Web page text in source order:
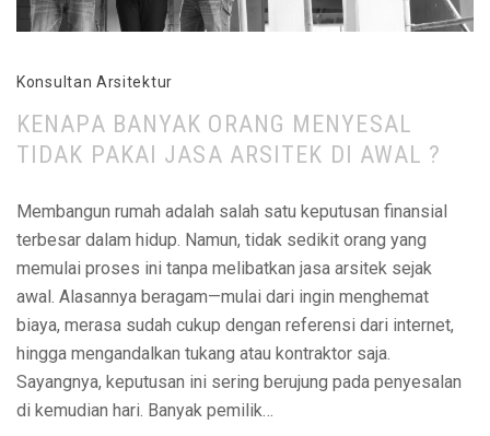
Konsultan Arsitektur
KENAPA BANYAK ORANG MENYESAL
TIDAK PAKAI JASA ARSITEK DI AWAL ?
Membangun rumah adalah salah satu keputusan finansial
terbesar dalam hidup. Namun, tidak sedikit orang yang
memulai proses ini tanpa melibatkan jasa arsitek sejak
awal. Alasannya beragam—mulai dari ingin menghemat
biaya, merasa sudah cukup dengan referensi dari internet,
hingga mengandalkan tukang atau kontraktor saja.
Sayangnya, keputusan ini sering berujung pada penyesalan
di kemudian hari. Banyak pemilik…